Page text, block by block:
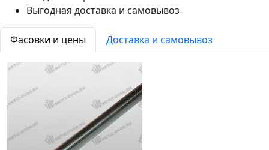
Выгодная доставка и самовывоз
Фасовки и цены Доставка и самовывоз